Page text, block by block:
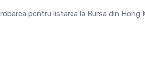
pentru listarea la Bursa din